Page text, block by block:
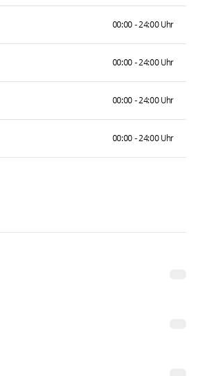
00:00 - 24:00 Uhr
00:00 - 24:00 Uhr
00:00 - 24:00 Uhr
00:00 - 24:00 Uhr